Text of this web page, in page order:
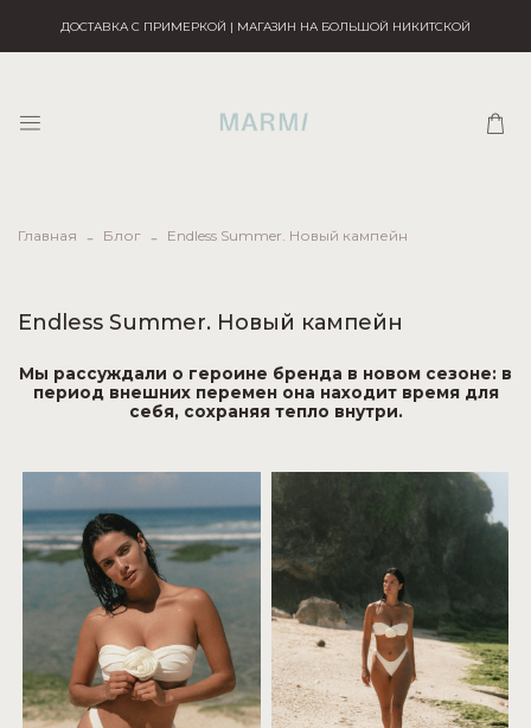
ДОСТАВКА С ПРИМЕРКОЙ | МАГАЗИН НА БОЛЬШОЙ НИКИТСКОЙ
Главная Блог Endless Summer. Новый кампейн
Endless Summer. Новый кампейн
Мы рассуждали о героине бренда в новом сезоне: в
период внешних перемен она находит время для
себя, сохраняя тепло внутри.